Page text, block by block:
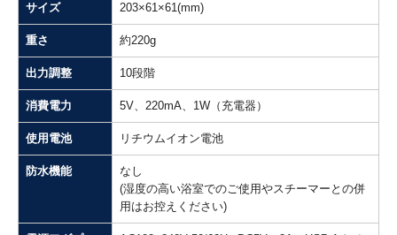
サイズ 203×61×61(mm)
重さ 約220g
出力調整 10段階
消費電力 5V、220mA、1W（充電器）
使用電池 リチウムイオン電池
防水機能
なし
(湿度の高い浴室でのご使用やスチーマーとの併
用はお控えください)